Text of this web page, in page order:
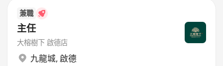
兼職
主任
大榕樹下 啟德店
九龍城, 啟德